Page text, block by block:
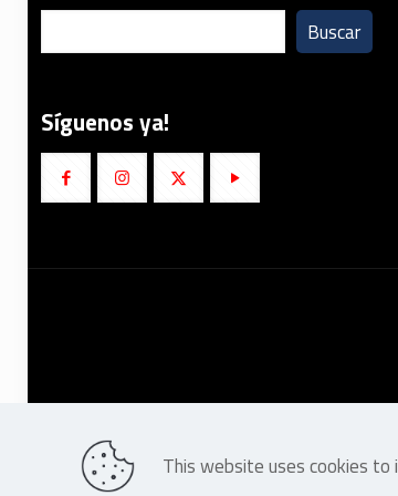
Buscar
Síguenos ya!
This website uses cookies to